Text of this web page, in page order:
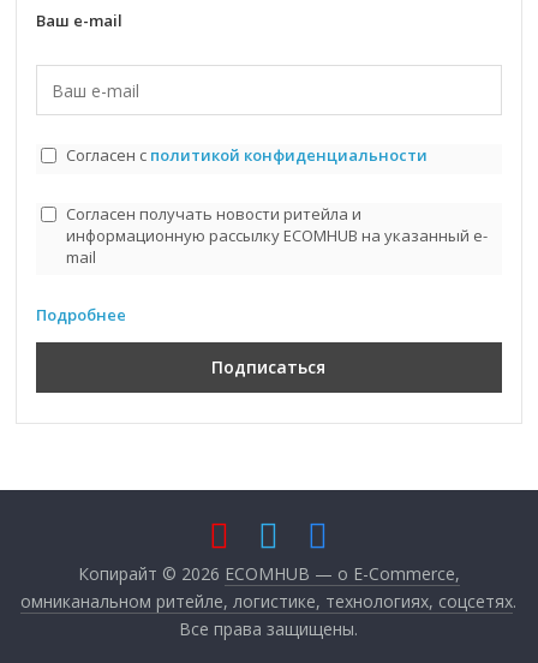
Ваш e-mail
Согласен с политикой конфиденциальности
Согласен получать новости ритейла и
информационную рассылку ECOMHUB на указанный e-
mail
Подробнее
Копирайт © 2026 ECOMHUB — о E-Commerce,
омниканальном ритейле, логистике, технологиях, соцсетях.
Все права защищены.